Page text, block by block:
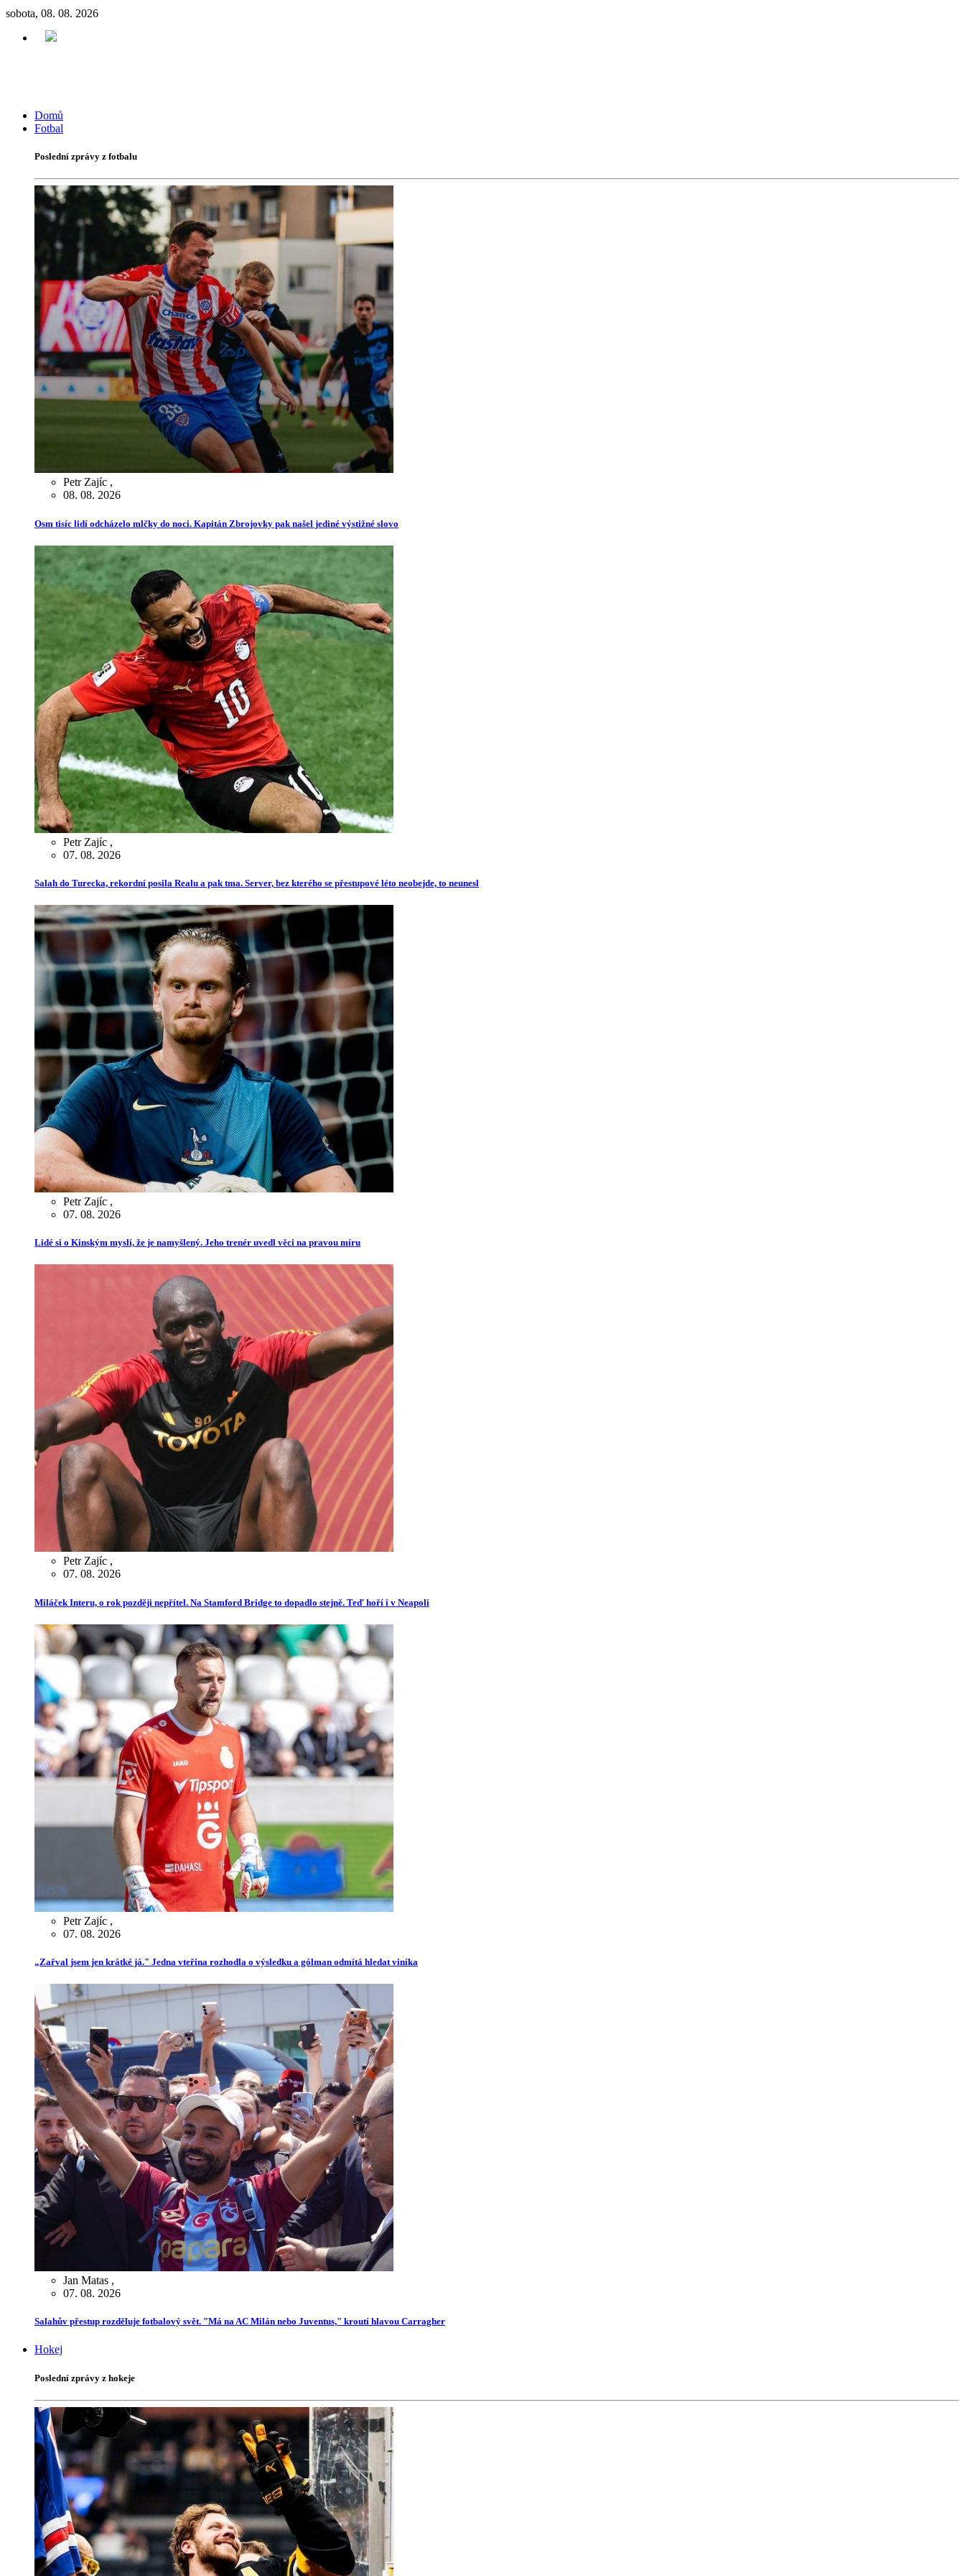
sobota, 08. 08. 2026
Domů
Fotbal
Poslední zprávy z fotbalu
Petr Zajíc ,
08. 08. 2026
Osm tisíc lidí odcházelo mlčky do noci. Kapitán Zbrojovky pak našel jediné výstižné slovo
Petr Zajíc ,
07. 08. 2026
Salah do Turecka, rekordní posila Realu a pak tma. Server, bez kterého se přestupové léto neobejde, to neunesl
Petr Zajíc ,
07. 08. 2026
Lidé si o Kinským myslí, že je namyšlený. Jeho trenér uvedl věci na pravou míru
Petr Zajíc ,
07. 08. 2026
Miláček Interu, o rok později nepřítel. Na Stamford Bridge to dopadlo stejně. Teď hoří i v Neapoli
Petr Zajíc ,
07. 08. 2026
„Zařval jsem jen krátké já." Jedna vteřina rozhodla o výsledku a gólman odmítá hledat viníka
Jan Matas ,
07. 08. 2026
Salahův přestup rozděluje fotbalový svět. "Má na AC Milán nebo Juventus," kroutí hlavou Carragher
Hokej
Poslední zprávy z hokeje